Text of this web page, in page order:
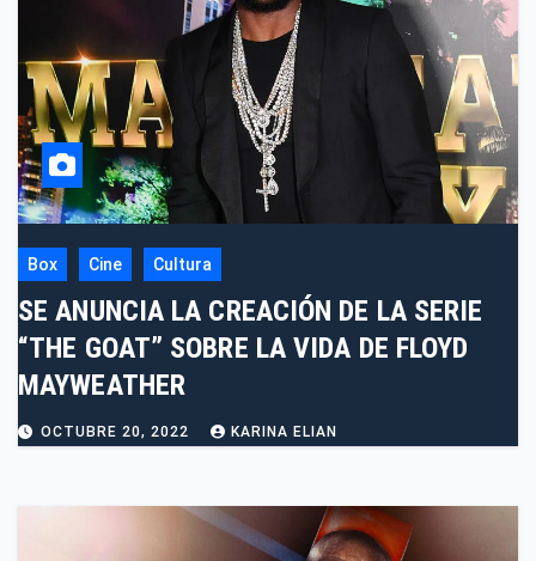
Box Cine Cultura
SE ANUNCIA LA CREACIÓN DE LA SERIE
“THE GOAT” SOBRE LA VIDA DE FLOYD
MAYWEATHER
OCTUBRE 20, 2022 KARINA ELIAN